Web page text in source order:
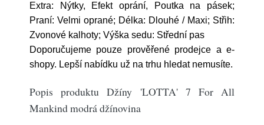
Extra: Nýtky, Efekt oprání, Poutka na pásek;
Praní: Velmi oprané; Délka: Dlouhé / Maxi; Střih:
Zvonové kalhoty; Výška sedu: Střední pas
Doporučujeme pouze prověřené prodejce a e-
shopy. Lepší nabídku už na trhu hledat nemusíte.
Popis produktu Džíny 'LOTTA' 7 For All
Mankind modrá džínovina